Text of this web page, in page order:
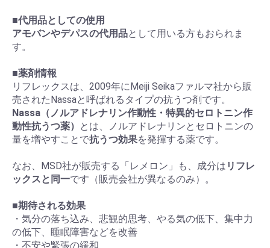
■代用品としての使用
アモバンやデパスの代用品として用いる方もおられま
す。
■薬剤情報
リフレックスは、2009年にMeiji Seikaファルマ社から販
売されたNassaと呼ばれるタイプの抗うつ剤です。
Nassa（ノルアドレナリン作動性・特異的セロトニン作
動性抗うつ薬） とは、ノルアドレナリンとセロトニンの
量を増やすことで抗うつ効果を発揮する薬です。
なお、MSD社が販売する「レメロン」も、成分は リフレ
ックスと同一です（販売会社が異なるのみ）。
■期待される効果
・気分の落ち込み、悲観的思考、やる気の低下、集中力
の低下、睡眠障害などを改善
・不安や緊張の緩和